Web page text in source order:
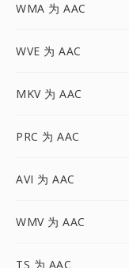
WMA 为 AAC
WVE 为 AAC
MKV 为 AAC
PRC 为 AAC
AVI 为 AAC
WMV 为 AAC
TS 为 AAC